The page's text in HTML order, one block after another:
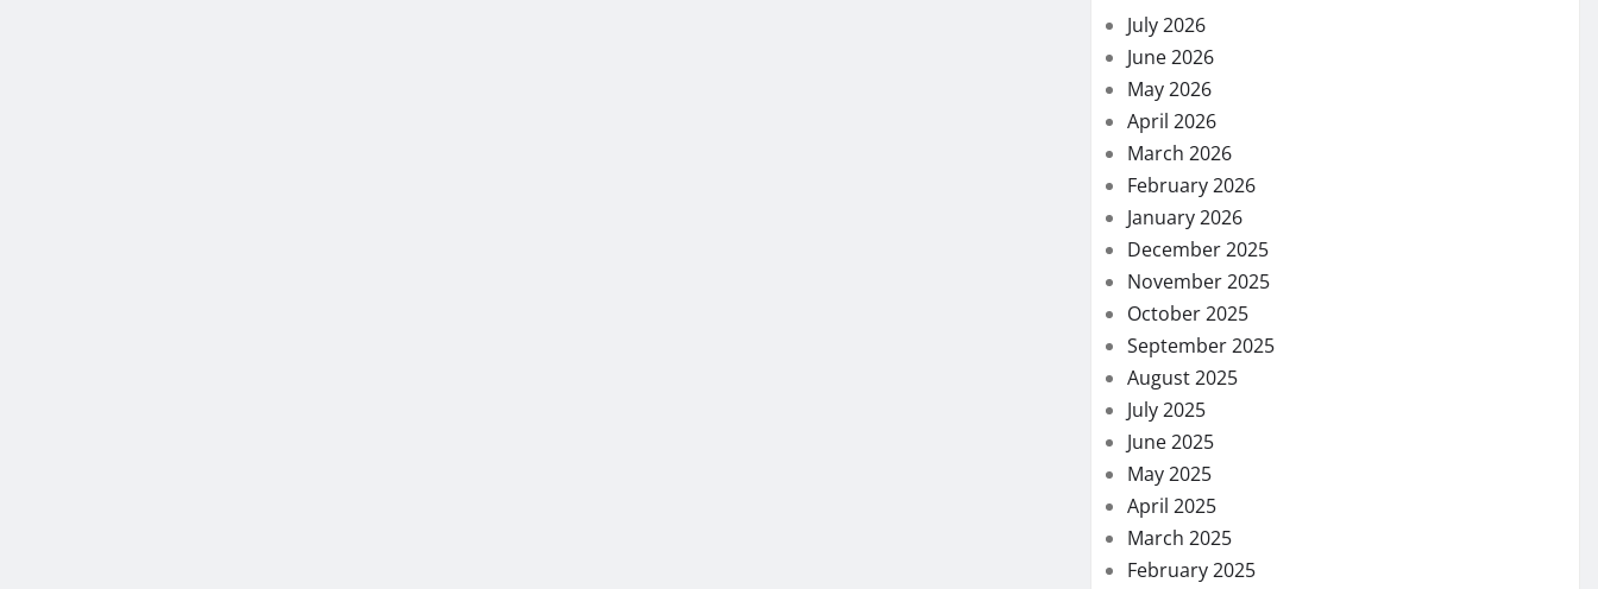
July 2026
June 2026
May 2026
April 2026
March 2026
February 2026
January 2026
December 2025
November 2025
October 2025
September 2025
August 2025
July 2025
June 2025
May 2025
April 2025
March 2025
February 2025